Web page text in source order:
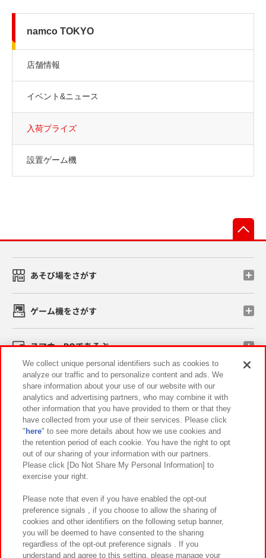
namco TOKYO
店舗情報
イベント&ニュース
入荷プライズ
設置ゲーム機
あそび場をさがす
ゲーム機をさがす
スマホ・PCであそぶ
イベント・キャンペーン
関連会社 サステナビリティ サイトポリシー
プライバシーポリシー ウェブアクセシビリティ方針と検証結果
お取引先さまとともに
カスタマーハラスメント対応方針 よくあるご質問・お問い合わせ
We collect unique personal identifiers such as cookies to
analyze our traffic and to personalize content and ads. We
share information about your use of our website with our
analytics and advertising partners, who may combine it with
other information that you have provided to them or that they
have collected from your use of their services. Please click
" here" to see more details about how we use cookies and
the retention period of each cookie. You have the right to opt
out of our sharing of your information with our partners.
Please click [Do Not Share My Personal Information] to
exercise your right.
Please note that even if you have enabled the opt-out
preference signals , if you choose to allow the sharing of
cookies and other identifiers on the following setup banner,
you will be deemed to have consented to the sharing
regardless of the opt-out preference signals . If you
understand and agree to this setting, please manage your